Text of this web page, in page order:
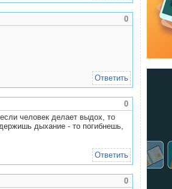
0
Ответить
0
человек делает выдох, то
дыхание - то погибнешь,
Ответить
0